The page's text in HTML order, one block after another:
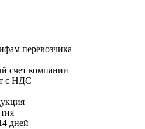
перевозчика
счет компании
с НДС
дней